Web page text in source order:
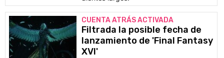
CUENTA ATRÁS ACTIVADA
Filtrada la posible fecha de
lanzamiento de 'Final Fantasy
XVI'